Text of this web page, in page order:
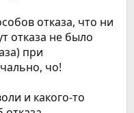
отказа, что ни
отказа не было
при
чо!
и какого-то